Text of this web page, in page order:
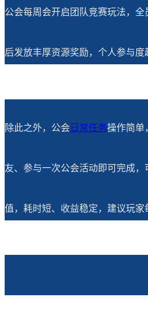
公会每周会开启团队竞赛玩法，
后发放丰厚资源奖励，个人参与度
除此之外，公会 日常任务操作简单
友、参与一次公会活动即可完成
值，耗时短、收益稳定，建议玩家